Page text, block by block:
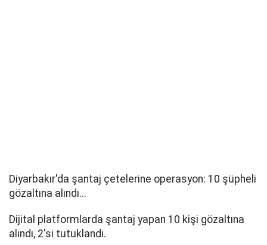
Diyarbakır'da şantaj çetelerine operasyon: 10 şüpheli
gözaltına alındı...
Dijital platformlarda şantaj yapan 10 kişi gözaltına
alındı, 2'si tutuklandı.